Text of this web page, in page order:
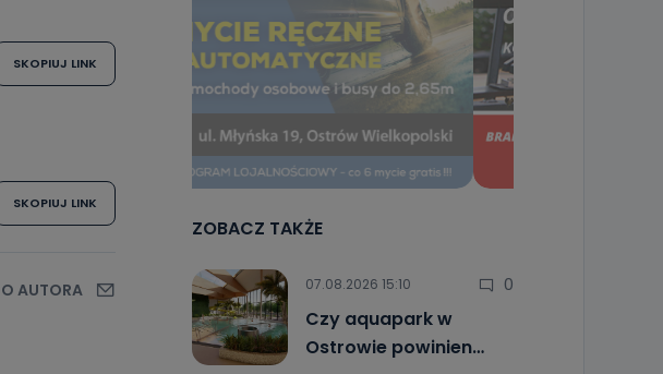
SKOPIUJ LINK
SKOPIUJ LINK
AUTORA
ZOBACZ TAKŻE
07.08.2026 15:10 0
Czy aquapark w
Ostrowie powinien…